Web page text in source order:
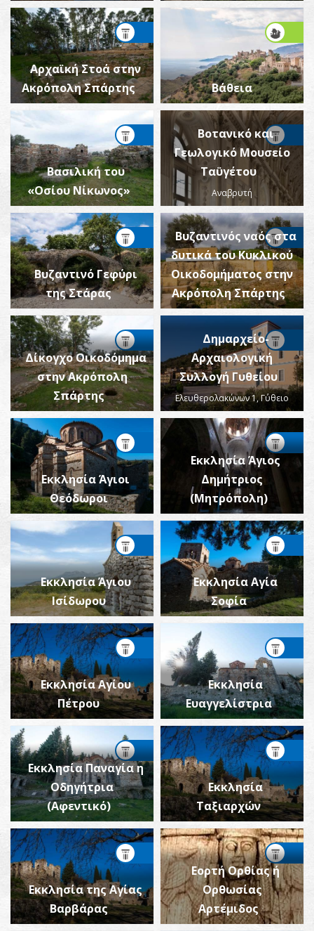
Αρχαϊκή Στοά στην
Ακρόπολη Σπάρτης
Βάθεια
Βασιλική του
«Οσίου Νίκωνος»
Βοτανικό και
Γεωλογικό Μουσείο
Ταϋγέτου
Αναβρυτή
Βυζαντινό Γεφύρι
της Στάρας
Βυζαντινός ναός στα
δυτικά του Κυκλικού
Οικοδομήματος στην
Ακρόπολη Σπάρτης
Δίκογχο Οικοδόμημα
στην Ακρόπολη
Σπάρτης
Δημαρχείο-
Αρχαιολογική
Συλλογή Γυθείου
Ελευθερολακώνων 1, Γύθειο
Εκκλησία Άγιοι
Θεόδωροι
Εκκλησία Άγιος
Δημήτριος
(Μητρόπολη)
Εκκλησία Άγιου
Ισίδωρου
Εκκλησία Αγία
Σοφία
Εκκλησία Αγίου
Πέτρου
Εκκλησία
Ευαγγελίστρια
Εκκλησία Παναγία η
Οδηγήτρια
(Αφεντικό)
Εκκλησία
Ταξιαρχών
Εκκλησία της Αγίας
Βαρβάρας
Εορτή Ορθίας ή
Ορθωσίας
Αρτέμιδος